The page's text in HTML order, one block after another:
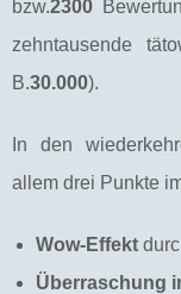
bzw.2300
zehntausende
B.30.000).
In den
allem drei Punkte
Wow-Effekt
Überraschung